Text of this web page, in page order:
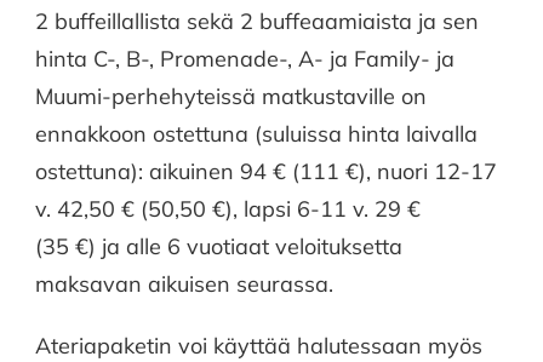
2 buffeillallista sekä 2 buffeaamiaista ja sen
hinta C-, B-, Promenade-, A- ja Family- ja
Muumi-perhehyteissä matkustaville on
ennakkoon ostettuna (suluissa hinta laivalla
ostettuna): aikuinen 94 € (111 €), nuori 12-17
v. 42,50 € (50,50 €), lapsi 6-11 v. 29 €
(35 €) ja alle 6 vuotiaat veloituksetta
maksavan aikuisen seurassa.
Ateriapaketin voi käyttää halutessaan myös